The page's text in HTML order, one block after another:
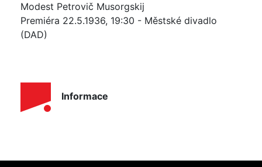
Modest Petrovič Musorgskij
Premiéra 22.5.1936, 19:30 - Městské divadlo
(DAD)
Informace